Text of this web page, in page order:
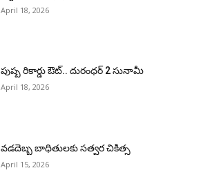
April 18, 2026
పుష్ప రికార్డు ఔట్‌.. దురంధ‌ర్ 2 సునామీ
April 18, 2026
వడదెబ్బ బాధితులకు సత్వర చికిత్స
April 15, 2026